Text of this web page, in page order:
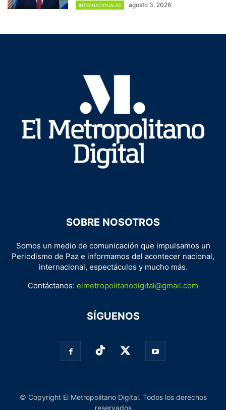
INTERNACIONALES agosto 3, 2026
SOBRE NOSOTROS
Somos un medio de comunicación que impulsamos un
Periodismo de Paz e informamos del acontecer nacional,
internacional, espectáculos y mucho más.
Contáctanos: elmetropolitanodigital@gmail.com
SÍGUENOS
© Copyright El Metropolitano Digital. Todos los derechos
reservados